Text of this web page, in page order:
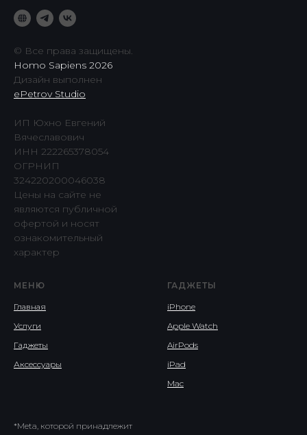
© Все права защищены.
Homo Sapiens 2026
Дизайн выполнен
ePetrov Studio
ИП Юхно Евгений
Вячеславович
ИНН 222265378054
ОГРНИП
324220200046038
Цены на сайте не
являются публичной
офертой и носят
ознакомительный
характер
МЕНЮ
Главная
Услуги
Гаджеты
Аксессуары
*Meta, которой принадлежит
ГАДЖЕТЫ
iPhone
Apple Watch
AirPods
iPad
Mac